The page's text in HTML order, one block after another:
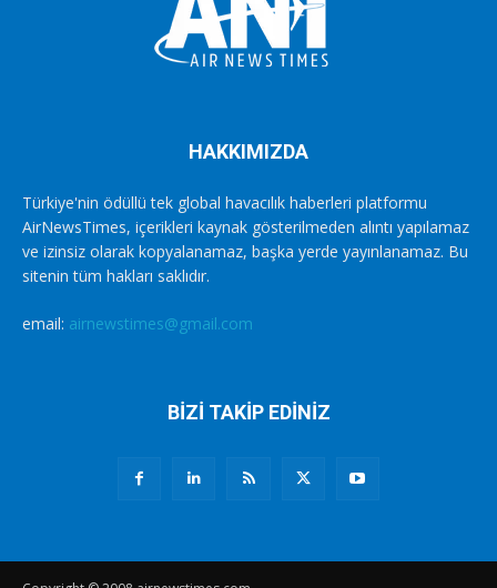
HAKKIMIZDA
Türkiye'nin ödüllü tek global havacılık haberleri platformu
AirNewsTimes, içerikleri kaynak gösterilmeden alıntı yapılamaz
ve izinsiz olarak kopyalanamaz, başka yerde yayınlanamaz. Bu
sitenin tüm hakları saklıdır.
email: airnewstimes@gmail.com
BİZİ TAKİP EDİNİZ